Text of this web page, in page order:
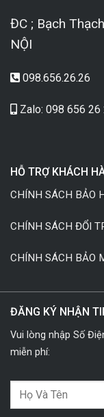
ĐC ; Bạch
NỘI
098.656.26.26
Zalo: 098 656 26
HỖ TRỢ KHÁCH
CHÍNH SÁCH BẢO
CHÍNH SÁCH ĐỔI
CHÍNH SÁCH BẢO
ĐĂNG KÝ NHẬN
Vui lòng nhập Số
miễn phí: